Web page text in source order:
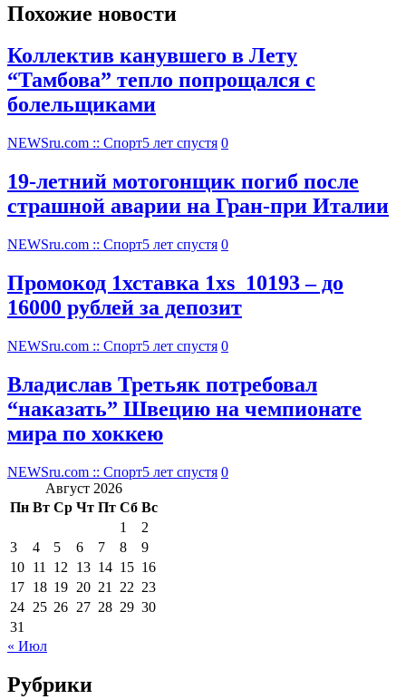
Похожие новости
Коллектив канувшего в Лету
“Тамбова” тепло попрощался с
болельщиками
NEWSru.com :: Спорт5 лет спустя 0
19-летний мотогонщик погиб после
страшной аварии на Гран-при Италии
NEWSru.com :: Спорт5 лет спустя 0
Промокод 1хставка 1xs_10193 – до
16000 рублей за депозит
NEWSru.com :: Спорт5 лет спустя 0
Владислав Третьяк потребовал
“наказать” Швецию на чемпионате
мира по хоккею
NEWSru.com :: Спорт5 лет спустя 0
Август 2026
Пн Вт Ср Чт Пт Сб Вс
1
2
3
4 5 6 7 8
9
10 11 12 13 14 15 16
17 18 19 20 21 22 23
24 25 26 27 28 29 30
31
« Июл
Рубрики